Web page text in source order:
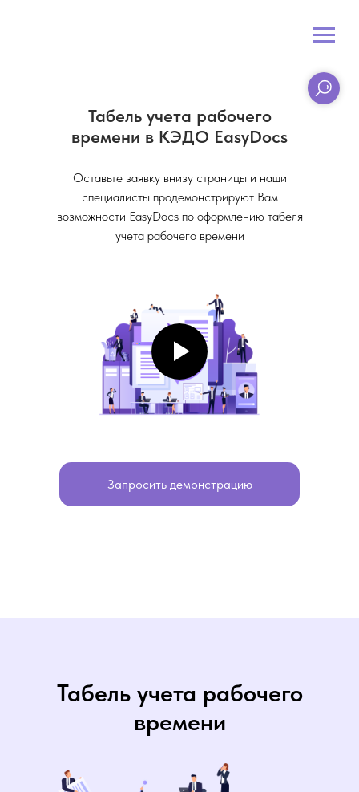
Табель учета рабочего
времени в КЭДО EasyDocs
Запросить демонстрацию
Оставьте заявку внизу страницы и наши
специалисты продемонстрируют Вам
возможности EasyDocs по оформлению табеля
учета рабочего времени
Табель учета рабочего
времени